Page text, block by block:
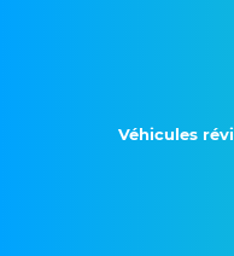
Véhicules